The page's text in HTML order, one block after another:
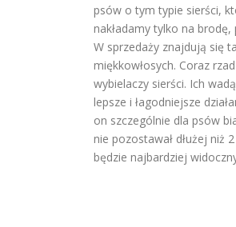
psów o tym typie sierści,
nakładamy tylko na brodę,
W sprzedaży znajdują się
miękkowłosych. Coraz
wybielaczy sierści. Ich
lepsze i łagodniejsze
on szczególnie dla psów
nie pozostawał dłużej niż
będzie najbardziej